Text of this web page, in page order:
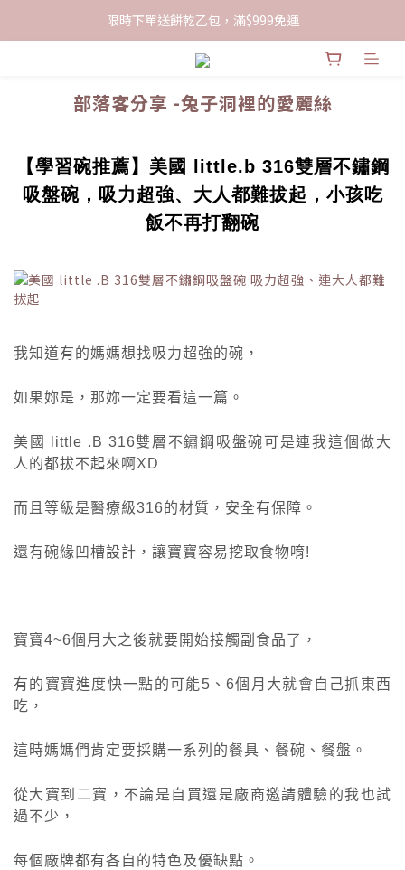
限時下單送餅乾乙包，滿$999免運
限時下單送餅乾乙包，滿$999免運
加入會員領100現折購物金
限時下單送餅乾乙包，滿$999免運
部落客分享 -兔子洞裡的愛麗絲
【學習碗推薦】美國 little.b 316雙層不鏽鋼
吸盤碗，吸力超強、大人都難拔起，小孩吃
飯不再打翻碗
我知道有的媽媽想找吸力超強的碗，
如果妳是，那妳一定要看這一篇。
美國 little .B 316雙層不鏽鋼吸盤碗可是連我這個做大
人的都拔不起來啊XD
而且等級是醫療級316的材質，安全有保障。
還有碗緣凹槽設計，讓寶寶容易挖取食物唷!
寶寶4~6個月大之後就要開始接觸副食品了，
有的寶寶進度快一點的可能5、6個月大就會自己抓東西
吃，
這時媽媽們肯定要採購一系列的餐具、餐碗、餐盤。
從大寶到二寶，不論是自買還是廠商邀請體驗的我也試
過不少，
每個廠牌都有各自的特色及優缺點。